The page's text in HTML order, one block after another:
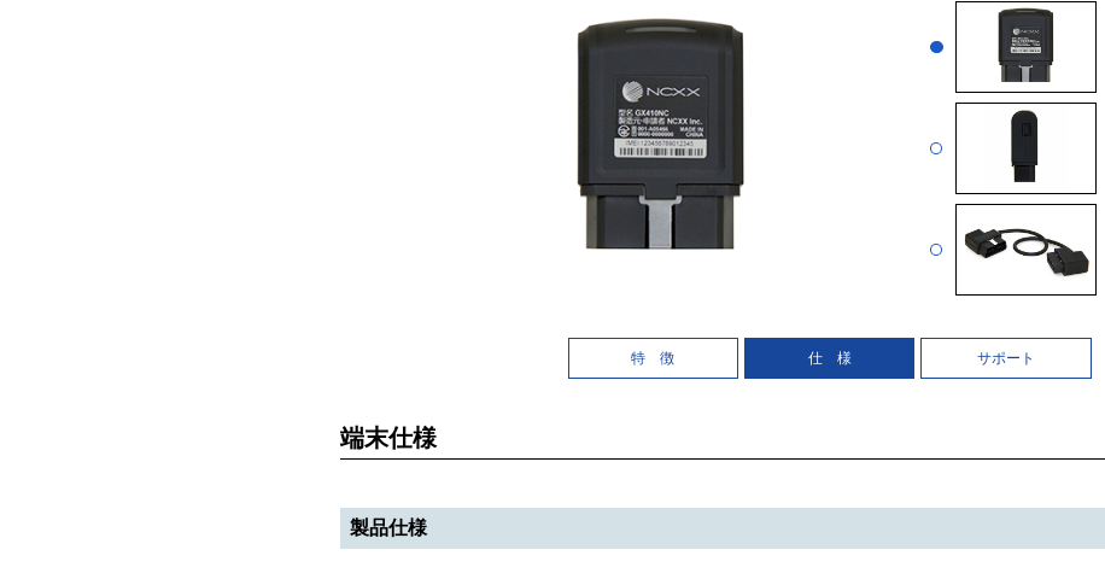
特 徴 仕 様 サポート
端末仕様
製品仕様